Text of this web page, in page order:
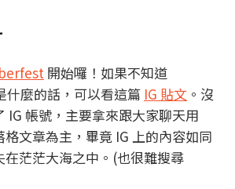
開始囉！如果不知道
麼的話，可以看這篇 IG 貼文 。沒
IG 帳號，主要拿來跟大家聊天用
文章為主，畢竟 IG 上的內容如同
茫茫大海之中。(也很難搜尋